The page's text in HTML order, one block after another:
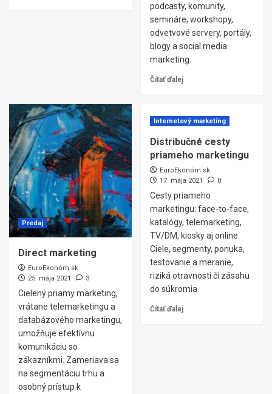
podcasty, komunity,
semináre, workshopy,
odvetvové servery, portály,
blogy a social media
marketing.
Čítať ďalej
Predaj
Direct marketing
EuroEkonóm.sk
25. mája 2021
3
Cielený priamy marketing,
vrátane telemarketingu a
databázového marketingu,
umožňuje efektívnu
komunikáciu so
zákazníkmi. Zameriava sa
na segmentáciu trhu a
osobný prístup k
Internetový marketing
Distribučné cesty
priameho marketingu
EuroEkonóm.sk
17. mája 2021
0
Cesty priameho
marketingu: face-to-face,
katalógy, telemarketing,
TV/DM, kiosky aj online.
Ciele, segmenty, ponuka,
testovanie a meranie,
riziká otravnosti či zásahu
do súkromia.
Čítať ďalej